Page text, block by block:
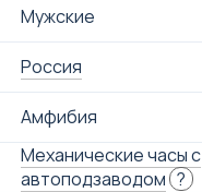
Мужские
Россия
Амфибия
Механические часы с
автоподзаводом ?